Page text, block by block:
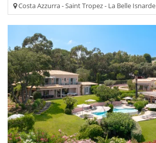
Costa Azzurra - Saint Tropez - La Belle Isnarde